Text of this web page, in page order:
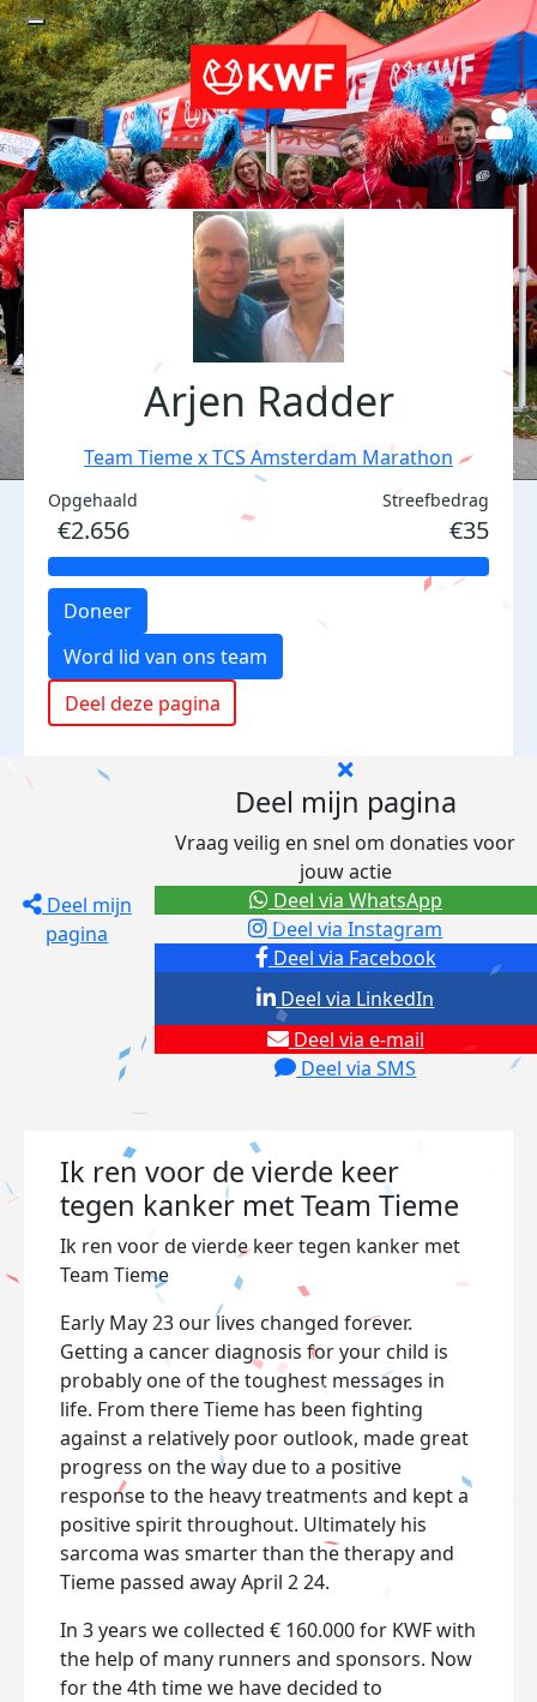
Arjen Radder
Team Tieme x TCS Amsterdam Marathon
Opgehaald
€2.656
Streefbedrag
€35
Doneer
Word lid van ons team
Deel deze pagina
Deel mijn
pagina
Deel mijn pagina
Vraag veilig en snel om donaties voor
jouw actie
Deel via Facebook
Deel via Instagram
Deel via e-mail
Deel via SMS
Deel via LinkedIn
Deel via WhatsApp
Ik ren voor de vierde keer
tegen kanker met Team Tieme
Ik ren voor de vierde keer tegen kanker met
Team Tieme
Early May 23 our lives changed forever.
Getting a cancer diagnosis for your child is
probably one of the toughest messages in
life. From there Tieme has been fighting
against a relatively poor outlook, made great
progress on the way due to a positive
response to the heavy treatments and kept a
positive spirit throughout. Ultimately his
sarcoma was smarter than the therapy and
Tieme passed away April 2 24.
In 3 years we collected € 160.000 for KWF with
the help of many runners and sponsors. Now
for the 4th time we have decided to